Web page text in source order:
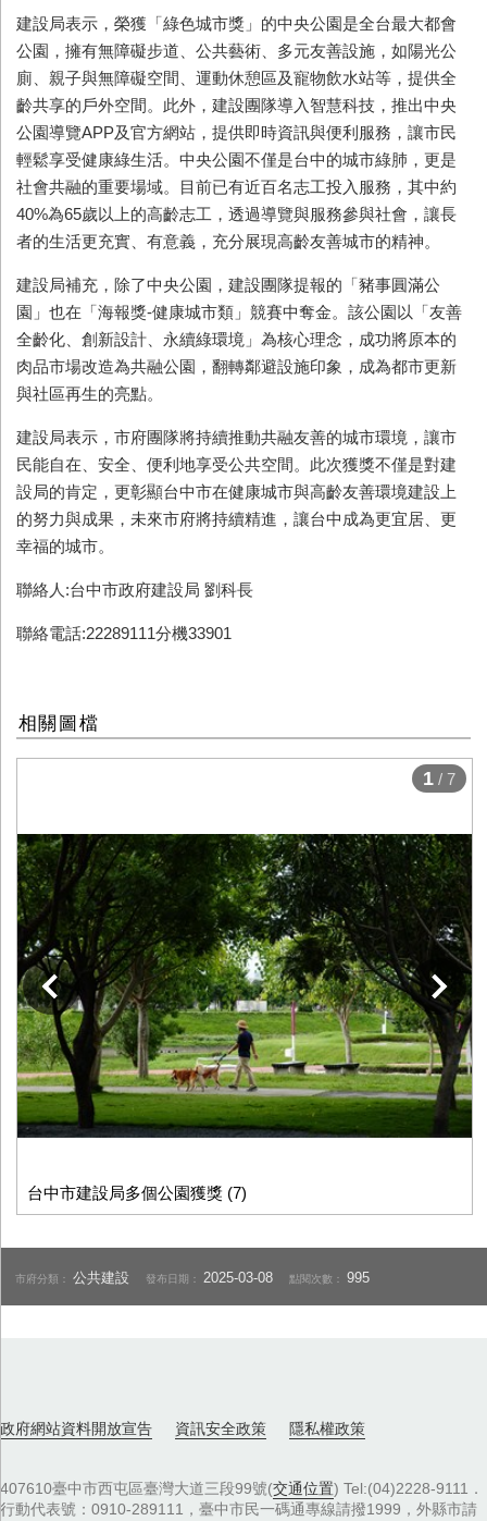
建設局表示，榮獲「綠色城市獎」的中央公園是全台最大都會
公園，擁有無障礙步道、公共藝術、多元友善設施，如陽光公
廁、親子與無障礙空間、運動休憩區及寵物飲水站等，提供全
齡共享的戶外空間。此外，建設團隊導入智慧科技，推出中央
公園導覽APP及官方網站，提供即時資訊與便利服務，讓市民
輕鬆享受健康綠生活。中央公園不僅是台中的城市綠肺，更是
社會共融的重要場域。目前已有近百名志工投入服務，其中約
40%為65歲以上的高齡志工，透過導覽與服務參與社會，讓長
者的生活更充實、有意義，充分展現高齡友善城市的精神。
建設局補充，除了中央公園，建設團隊提報的「豬事圓滿公
園」也在「海報獎-健康城市類」競賽中奪金。該公園以「友善
全齡化、創新設計、永續綠環境」為核心理念，成功將原本的
肉品市場改造為共融公園，翻轉鄰避設施印象，成為都市更新
與社區再生的亮點。
建設局表示，市府團隊將持續推動共融友善的城市環境，讓市
民能自在、安全、便利地享受公共空間。此次獲獎不僅是對建
設局的肯定，更彰顯台中市在健康城市與高齡友善環境建設上
的努力與成果，未來市府將持續精進，讓台中成為更宜居、更
幸福的城市。
聯絡人:台中市政府建設局 劉科長
聯絡電話:22289111分機33901
相關圖檔
台中市建設局多個公園獲獎 (7)
下一張
1 / 7
市府分類：公共建設 發布日期：2025-03-08 點閱次數：995
政府網站資料開放宣告 資訊安全政策 隱私權政策
407610臺中市西屯區臺灣大道三段99號(交通位置) Tel:(04)2228-9111．
行動代表號：0910-289111，臺中市民一碼通專線請撥1999，外縣市請